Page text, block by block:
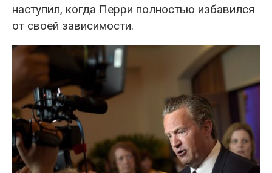
наступил, когда Перри полностью избавился
от своей зависимости.